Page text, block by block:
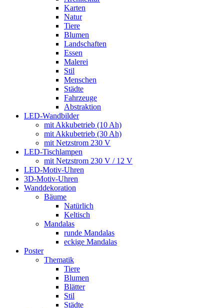
Karten
Natur
Tiere
Blumen
Landschaften
Essen
Malerei
Stil
Menschen
Städte
Fahrzeuge
Abstraktion
LED-Wandbilder
mit Akkubetrieb (10 Ah)
mit Akkubetrieb (30 Ah)
mit Netzstrom 230 V
LED-Tischlampen
mit Netzstrom 230 V / 12 V
LED-Motiv-Uhren
3D-Motiv-Uhren
Wanddekoration
Bäume
Natürlich
Keltisch
Mandalas
runde Mandalas
eckige Mandalas
Poster
Thematik
Tiere
Blumen
Blätter
Stil
Städte